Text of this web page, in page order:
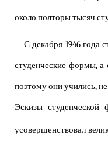
около полторы тысяч
С декабря 1946 года
студенческие формы, а
поэтому они учились,
Эскизы
усовершенствовал